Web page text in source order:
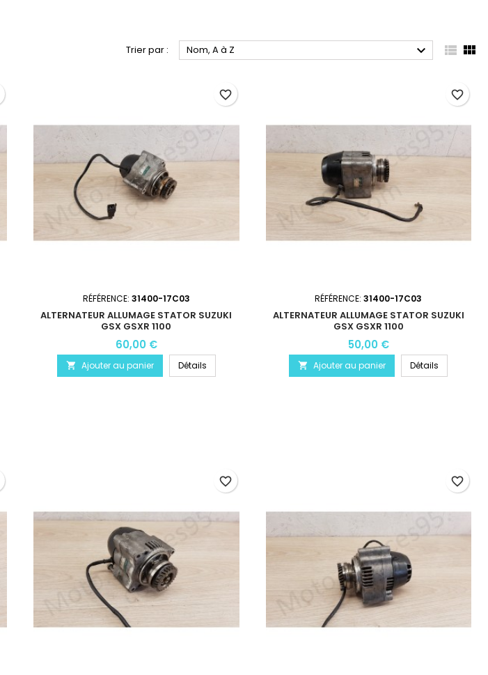
Trier par : Nom, A à Z   
RÉFÉRENCE: 31400-17C03
ALTERNATEUR ALLUMAGE STATOR SUZUKI
GSX GSXR 1100
60,00 €
 Ajouter au panier Détails
favorite_border
RÉFÉRENCE:31400-17C03
ALTERNATEUR ALLUMAGE STATOR SUZUKI
GSX GSXR 1100
50,00 €
 Ajouter au panier Détails
favorite_border
favorite_border favorite_border